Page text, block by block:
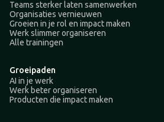
Teams sterker laten samenwerken
Organisaties vernieuwen
Groeien in je rol en impact maken
Werk slimmer organiseren
Alle trainingen
Groeipaden
AI in je werk
Werk beter organiseren
Producten die impact maken